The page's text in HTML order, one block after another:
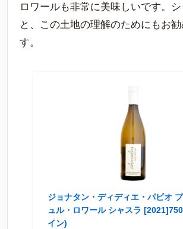
ロワールも非常に美味しいです。
と、この土地の理解のためにもお
す。
ジョナタン・ディディエ・パビオ
ュル・ロワール シャスラ
イン)